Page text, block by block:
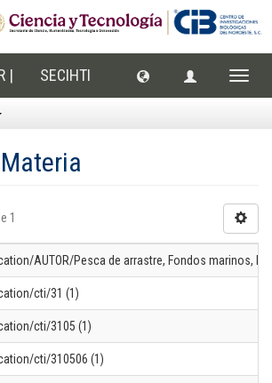
| SECIHTI
1
AUTOR/Pesca de arrastre, Fondos marinos,
cti/31 (1)
cti/3105 (1)
cti/310506 (1)